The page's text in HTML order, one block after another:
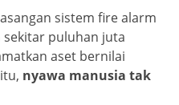
sistem fire alarm
puluhan juta
aset bernilai
nyawa manusia tak